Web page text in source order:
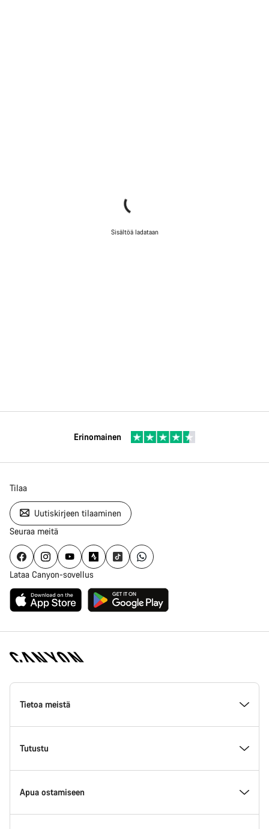
Sisältöä ladataan
Erinomainen
Tilaa
Uutiskirjeen tilaaminen
Seuraa meitä
Lataa Canyon-sovellus
Canyon
Homepage
Tietoa meistä
Inside Canyon
Innovaatio Canyonilla
Tutustu
Tapahtumat
Apua ostamiseen